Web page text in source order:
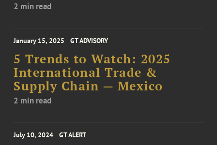
2 min read
January 15, 2025 GT ADVISORY
5 Trends to Watch: 2025
International Trade &
Supply Chain — Mexico
2 min read
July 10, 2024 GT ALERT